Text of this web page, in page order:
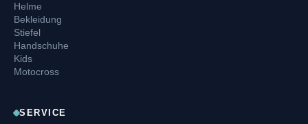
Helme
Bekleidung
Stiefel
Handschuhe
Kids
Motocross
SERVICE